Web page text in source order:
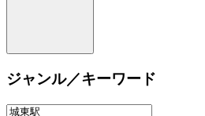
ジャンル／キーワード